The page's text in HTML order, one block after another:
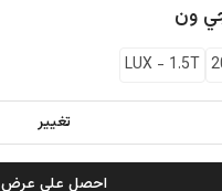
ون
LUX- 1.5T
تغيير
احصل على عرض